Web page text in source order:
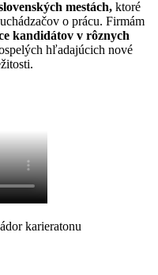
mestách,ktoré
o prácu. Firmám
kandidátov v rôznych
hľadajúcich nové
karieratonu